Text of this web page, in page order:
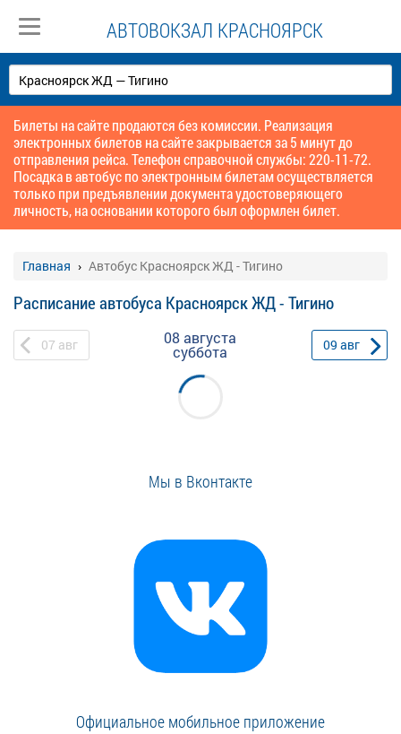
АВТОВОКЗАЛ КРАСНОЯРСК
Билеты на сайте продаются без комиссии. Реализация
электронных билетов на сайте закрывается за 5 минут до
отправления рейса. Телефон справочной службы: 220-11-72.
Посадка в автобус по электронным билетам осуществляется
только при предъявлении документа удостоверяющего
личность, на основании которого был оформлен билет.
Главная Автобус Красноярск ЖД - Тигино
Расписание автобуса Красноярск ЖД - Тигино
07 авг 08 августа
суббота 09 авг
Мы в Вконтакте
Официальное мобильное приложение